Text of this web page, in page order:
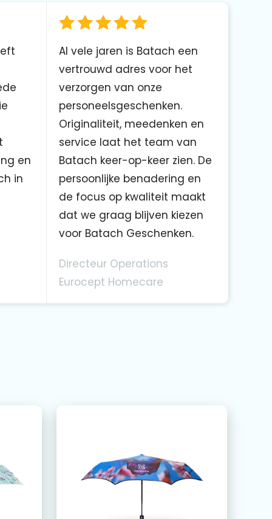
en
in
Al vele jaren is Batach een
vertrouwd adres voor het
verzorgen van onze
personeelsgeschenken.
Originaliteit, meedenken en
service laat het team van
Batach keer-op-keer zien. De
persoonlijke benadering en
de focus op kwaliteit maakt
dat we graag blijven kiezen
voor Batach Geschenken.
Directeur Operations
Eurocept Homecare